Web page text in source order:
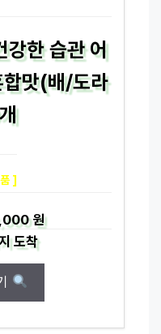
강한 습관 어
맛(배/도라
]
원
도착